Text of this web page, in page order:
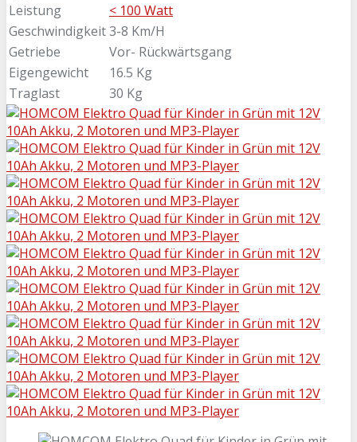
Leistung
< 100 Watt
Geschwindigkeit3-8 Km/H
Getriebe
Vor- Rückwärtsgang
Eigengewicht
16.5 Kg
Traglast
30 Kg